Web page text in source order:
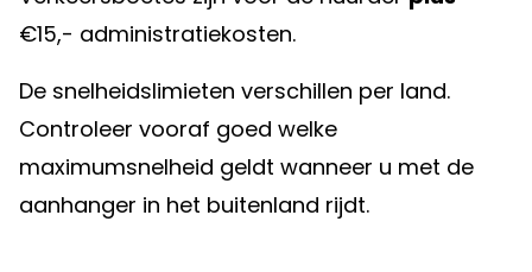
€15,- administratiekosten.
De snelheidslimieten verschillen per land.
Controleer vooraf goed welke
maximumsnelheid geldt wanneer u met de
aanhanger in het buitenland rijdt.